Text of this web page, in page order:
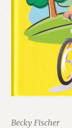
Becky Fischer